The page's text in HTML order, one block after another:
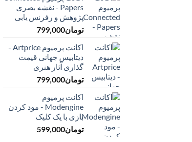
Papers - نقشه بصری
پژوهش و رفرنس یابی
تومان799,000
اکانت پرمیوم Artprice -
دیتابیس جهانی قیمت
‌گذاری آثار هنری
تومان799,000
اکانت پرمیوم
Modengine - مود کردن
بازی با یک کلیک
تومان599,000